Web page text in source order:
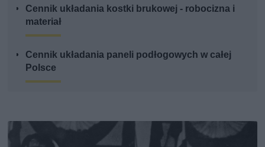
Cennik układania kostki brukowej - robocizna i
materiał
Cennik układania paneli podłogowych w całej
Polsce